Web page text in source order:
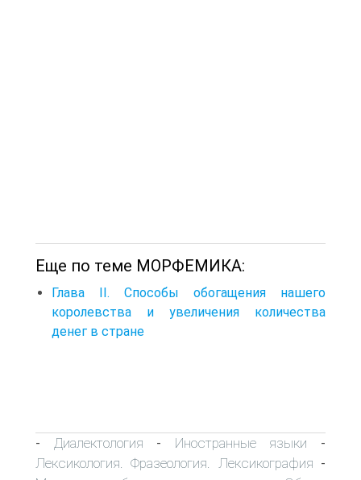
Еще по теме МОРФЕМИКА:
Глава II. Способы обогащения нашего
королевства и увеличения количества
денег в стране
- Диалектология - Иностранные языки -
Лексикология. Фразеология. Лексикография -